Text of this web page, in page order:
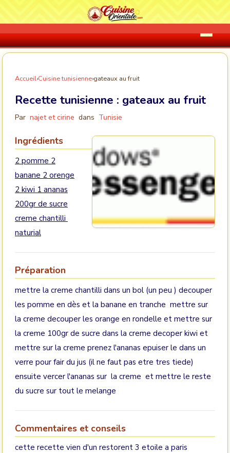
Accueil›Cuisine tunisienne›gateaux au fruit
Recette tunisienne : gateaux au fruit
Par najet et cirine dans Tunisie
Ingrédients
2 pomme 2
banane 2 orenge
2 kiwi 1 ananas
200gr de sucre
creme chantilli
naturial
Préparation
mettre la creme chantilli dans un bol (un peu ) decouper
les pomme en dès et la banane en tranche mettre sur
la creme decouper les orange en rondelle et mettre sur
la creme 100gr de sucre dans la creme decoper kiwi et
mettre sur la creme prenez l'ananas epuiser le dans un
verre pour fair du jus (il ne faut pas etre tres tiede)
ensuite vercer l'ananas sur la creme et mettre le reste
du sucre sur tout le melange
Commentaires et conseils
cette recette vien d'un restorent 3 etoile a paris